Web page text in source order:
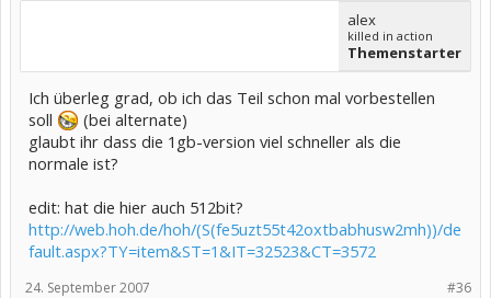
alex
killed in action
Themenstarter
Ich überleg grad, ob ich das Teil schon mal vorbestellen
soll
(bei alternate)
glaubt ihr dass die 1gb-version viel schneller als die
normale ist?
edit: hat die hier auch 512bit?
http://web.hoh.de/hoh/(S(fe5uzt55t42oxtbabhusw2mh))/de
fault.aspx?TY=item&ST=1&IT=32523&CT=3572
#36
24. September 2007